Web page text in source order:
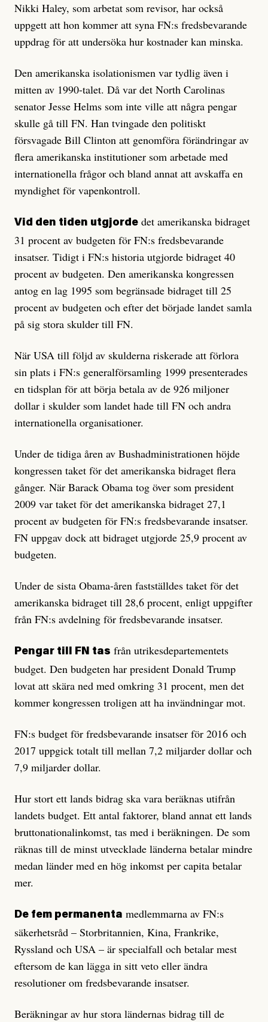
Nikki Haley, som arbetat som revisor, har också
uppgett att hon kommer att syna FN:s fredsbevarande
uppdrag för att undersöka hur kostnader kan minska.
Den amerikanska isolationismen var tydlig även i
mitten av 1990-talet. Då var det North Carolinas
senator Jesse Helms som inte ville att några pengar
skulle gå till FN. Han tvingade den politiskt
försvagade Bill Clinton att genomföra förändringar av
flera amerikanska institutioner som arbetade med
internationella frågor och bland annat att avskaffa en
myndighet för vapenkontroll.
Vid den tiden utgjorde det amerikanska bidraget
31 procent av budgeten för FN:s fredsbevarande
insatser. Tidigt i FN:s historia utgjorde bidraget 40
procent av budgeten. Den amerikanska kongressen
antog en lag 1995 som begränsade bidraget till 25
procent av budgeten och efter det började landet samla
på sig stora skulder till FN.
När USA till följd av skulderna riskerade att förlora
sin plats i FN:s generalförsamling 1999 presenterades
en tidsplan för att börja betala av de 926 miljoner
dollar i skulder som landet hade till FN och andra
internationella organisationer.
Under de tidiga åren av Bushadministrationen höjde
kongressen taket för det amerikanska bidraget flera
gånger. När Barack Obama tog över som president
2009 var taket för det amerikanska bidraget 27,1
procent av budgeten för FN:s fredsbevarande insatser.
FN uppgav dock att bidraget utgjorde 25,9 procent av
budgeten.
Under de sista Obama-åren fastställdes taket för det
amerikanska bidraget till 28,6 procent, enligt uppgifter
från FN:s avdelning för fredsbevarande insatser.
Pengar till FN tas från utrikesdepartementets
budget. Den budgeten har president Donald Trump
lovat att skära ned med omkring 31 procent, men det
kommer kongressen troligen att ha invändningar mot.
FN:s budget för fredsbevarande insatser för 2016 och
2017 uppgick totalt till mellan 7,2 miljarder dollar och
7,9 miljarder dollar.
Hur stort ett lands bidrag ska vara beräknas utifrån
landets budget. Ett antal faktorer, bland annat ett lands
bruttonationalinkomst, tas med i beräkningen. De som
räknas till de minst utvecklade länderna betalar mindre
medan länder med en hög inkomst per capita betalar
mer.
De fem permanenta medlemmarna av FN:s
säkerhetsråd – Storbritannien, Kina, Frankrike,
Ryssland och USA – är specialfall och betalar mest
eftersom de kan lägga in sitt veto eller ändra
resolutioner om fredsbevarande insatser.
Beräkningar av hur stora ländernas bidrag till de